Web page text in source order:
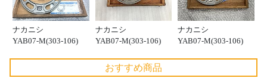
ナカニシ
YAB07-M(303-106)
ナカニシ
YAB07-M(303-106)
ナカニシ
YAB07-M(303-106)
おすすめ商品